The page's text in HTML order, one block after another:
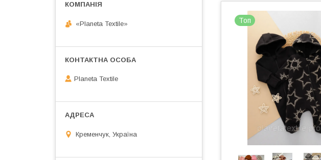
Топ
«Planeta Textile»
Planeta Textile
Кременчук, Україна